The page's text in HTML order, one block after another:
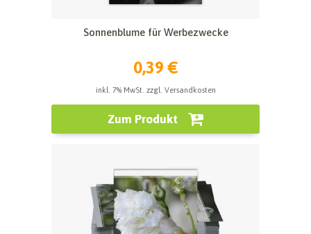
Sonnenblume für Werbezwecke
0,39 €
inkl. 7% MwSt. zzgl. Versandkosten
Zum Produkt